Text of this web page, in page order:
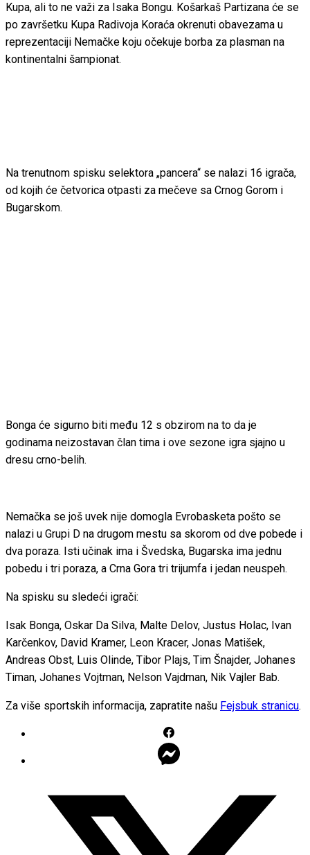
Kupa, ali to ne važi za Isaka Bongu. Košarkaš Partizana će se
po završetku Kupa Radivoja Koraća okrenuti obavezama u
reprezentaciji Nemačke koju očekuje borba za plasman na
kontinentalni šampionat.
Na trenutnom spisku selektora „pancera“ se nalazi 16 igrača,
od kojih će četvorica otpasti za mečeve sa Crnog Gorom i
Bugarskom.
Bonga će sigurno biti među 12 s obzirom na to da je
godinama neizostavan član tima i ove sezone igra sjajno u
dresu crno-belih.
Nemačka se još uvek nije domogla Evrobasketa pošto se
nalazi u Grupi D na drugom mestu sa skorom od dve pobede i
dva poraza. Isti učinak ima i Švedska, Bugarska ima jednu
pobedu i tri poraza, a Crna Gora tri trijumfa i jedan neuspeh.
Na spisku su sledeći igrači:
Isak Bonga, Oskar Da Silva, Malte Delov, Justus Holac, Ivan
Karčenkov, David Kramer, Leon Kracer, Jonas Matišek,
Andreas Obst, Luis Olinde, Tibor Plajs, Tim Šnajder, Johanes
Timan, Johanes Vojtman, Nelson Vajdman, Nik Vajler Bab.
Za više sportskih informacija, zapratite našu Fejsbuk stranicu.